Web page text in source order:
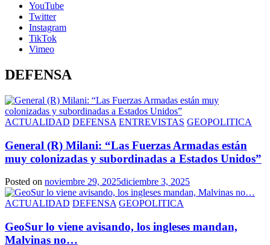
YouTube
Twitter
Instagram
TikTok
Vimeo
DEFENSA
ACTUALIDAD DEFENSA ENTREVISTAS GEOPOLITICA
General (R) Milani: “Las Fuerzas Armadas están
muy colonizadas y subordinadas a Estados Unidos”
Posted on noviembre 29, 2025diciembre 3, 2025
ACTUALIDAD DEFENSA GEOPOLITICA
GeoSur lo viene avisando, los ingleses mandan,
Malvinas no…